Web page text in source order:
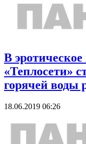
В
«Теплосети»
горячей воды
18.06.2019 06:26